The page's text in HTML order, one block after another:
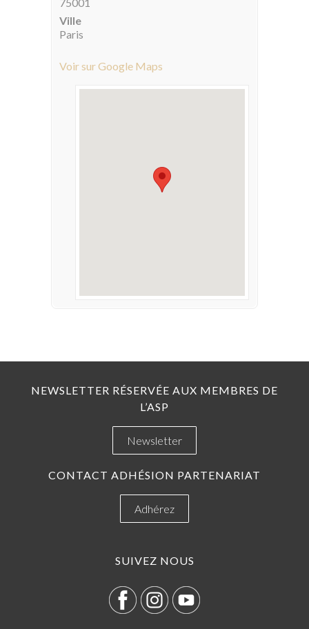
Ville
Paris
Voir sur Google Maps
NEWSLETTER RÉSERVÉE AUX MEMBRES DE
L’ASP
Newsletter
CONTACT ADHÉSION PARTENARIAT
Adhérez
SUIVEZ NOUS